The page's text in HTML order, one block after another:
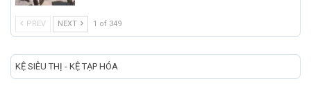
PREV NEXT 1 of 349
KỆ SIÊU THỊ - KỆ TẠP HÓA